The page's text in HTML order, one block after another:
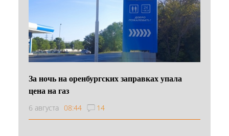
За ночь на оренбургских заправках упала
цена на газ
6 августа 08:44 14